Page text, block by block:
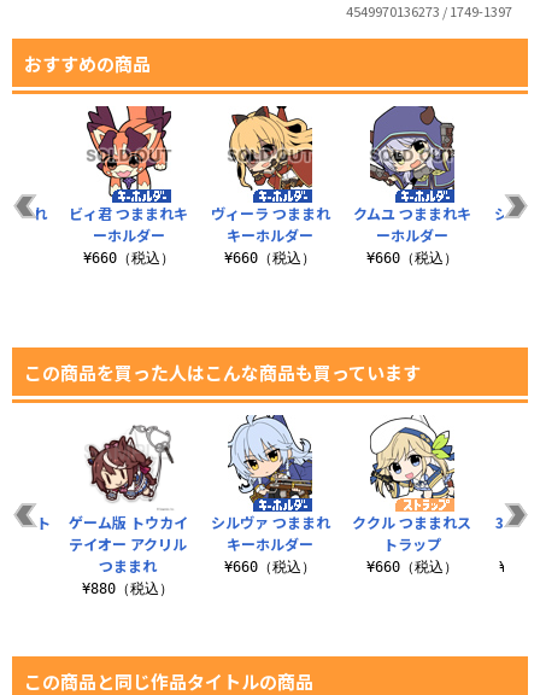
4549970136273 / 1749-1397
おすすめの商品
ヴィーラ つままれ
キーホルダー
¥660（税込）
クムユ つままれキ
ーホルダー
¥660（税込）
シル
まれ
ビィ君 つままれキ
ーホルダー
¥660（税込）
この商品を買った人はこんな商品も買っています
シルヴァ つままれ
キーホルダー
¥660（税込）
ククル つままれス
トラップ
¥660（税込）
30G
アート
ゲーム版 トウカイ
テイオー アクリル
つままれ
¥880（税込）
この商品と同じ作品タイトルの商品